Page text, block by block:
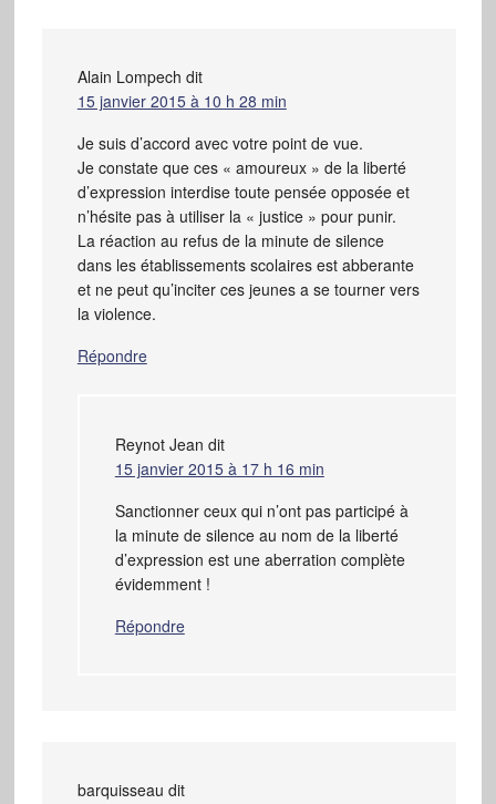
Alain Lompech dit
15 janvier 2015 à 10 h 28 min
Je suis d’accord avec votre point de vue.
Je constate que ces « amoureux » de la liberté
d’expression interdise toute pensée opposée et
n’hésite pas à utiliser la « justice » pour punir.
La réaction au refus de la minute de silence
dans les établissements scolaires est abberante
et ne peut qu’inciter ces jeunes a se tourner vers
la violence.
Répondre
Reynot Jean dit
15 janvier 2015 à 17 h 16 min
Sanctionner ceux qui n’ont pas participé à
la minute de silence au nom de la liberté
d’expression est une aberration complète
évidemment !
Répondre
barquisseau dit